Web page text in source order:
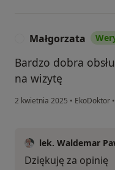
Małgorzata
Bardzo dobra
na wizytę
2 kwietnia 2025 • EkoDoktor •
lek. Waldemar
Dziękuję za opinię